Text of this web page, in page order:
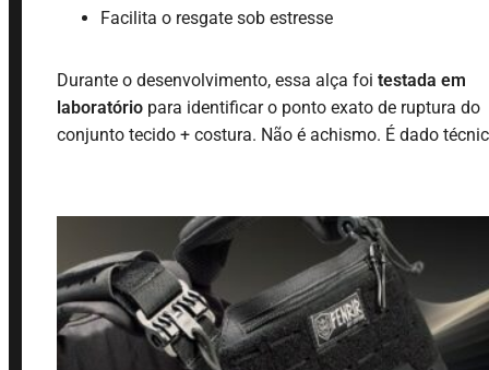
Facilita o resgate sob estresse
Durante o desenvolvimento, essa alça foi testada em
laboratório para identificar o ponto exato de ruptura do
conjunto tecido + costura. Não é achismo. É dado